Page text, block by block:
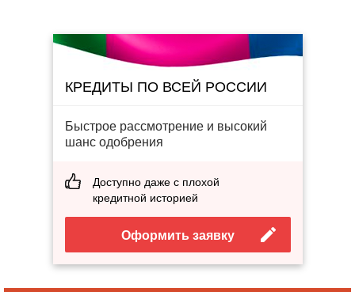
КРЕДИТЫ ПО ВСЕЙ РОССИИ
Быстрое рассмотрение и высокий
шанс одобрения
Доступно даже с плохой
кредитной историей
Оформить заявку